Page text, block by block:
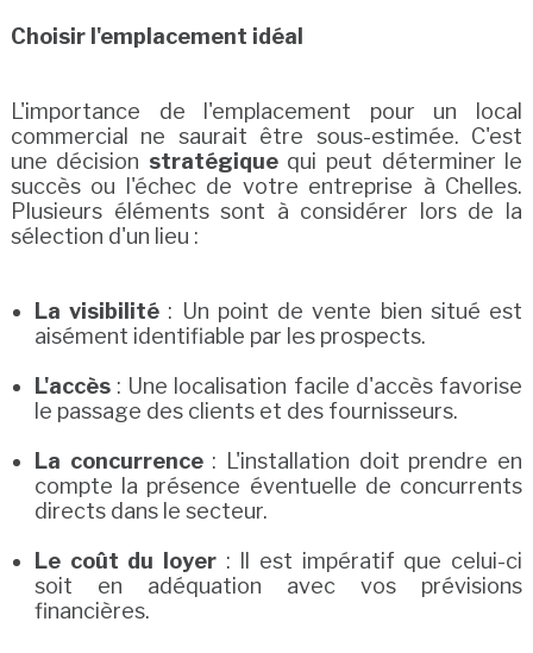
Choisir l'emplacement idéal
L'importance de l'emplacement pour un local
commercial ne saurait être sous-estimée. C'est
une décision stratégiquequi peut déterminer le
succès ou l'échec de votre entreprise à Chelles.
Plusieurs éléments sont à considérer lors de la
sélection d'un lieu :
La visibilité : Un point de vente bien situé est
aisément identifiable par les prospects.
L'accès: Une localisation facile d'accès favorise
le passage des clients et des fournisseurs.
La concurrence: L'installation doit prendre en
compte la présence éventuelle de concurrents
directs dans le secteur.
Le coût du loyer: Il est impératif que celui-ci
soit en adéquation avec vos prévisions
financières.